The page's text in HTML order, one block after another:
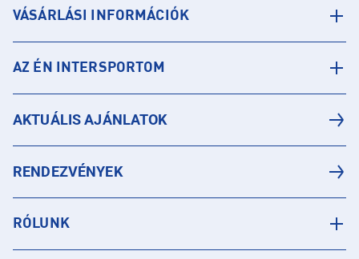
VÁSÁRLÁSI INFORMÁCIÓK
AZ ÉN INTERSPORTOM
AKTUÁLIS AJÁNLATOK
RENDEZVÉNYEK
RÓLUNK